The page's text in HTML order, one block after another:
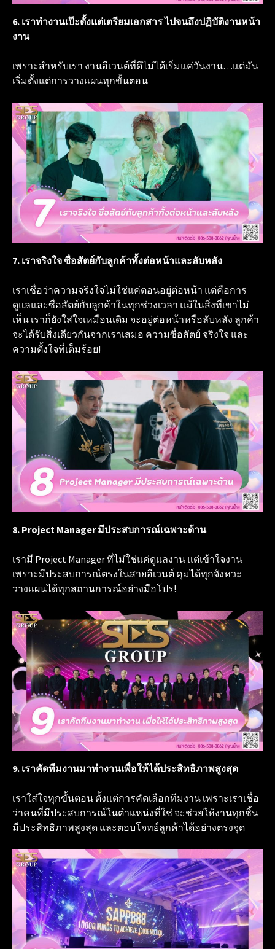
6. เราทำงานเป๊ะตั้งแต่เตรียมเอกสาร ไปจนถึงปฏิบัติงานหน้า
งาน
เพราะสำหรับเรา งานอีเวนต์ที่ดีไม่ได้เริ่มแค่วันงาน…แต่มัน
เริ่มตั้งแต่การวางแผนทุกขั้นตอน
7. เราจริงใจ ซื่อสัตย์กับลูกค้าทั้งต่อหน้าและลับหลัง
เราเชื่อว่าความจริงใจไม่ใช่แค่ตอนอยู่ต่อหน้า แต่คือการ
ดูแลและซื่อสัตย์กับลูกค้าในทุกช่วงเวลา แม้ในสิ่งที่เขาไม่
เห็น เราก็ยังใส่ใจเหมือนเดิม จะอยู่ต่อหน้าหรือลับหลัง ลูกค้า
จะได้รับสิ่งเดียวกันจากเราเสมอ ความซื่อสัตย์ จริงใจ และ
ความตั้งใจที่เต็มร้อย!
8. Project Manager มีประสบการณ์เฉพาะด้าน
เรามี Project Manager ที่ไม่ใช่แค่ดูแลงาน แต่เข้าใจงาน
เพราะมีประสบการณ์ตรงในสายอีเวนต์ คุมได้ทุกจังหวะ
วางแผนได้ทุกสถานการณ์อย่างมือโปร!
9. เราคัดทีมงานมาทำงานเพื่อให้ได้ประสิทธิภาพสูงสุด
เราใส่ใจทุกขั้นตอน ตั้งแต่การคัดเลือกทีมงาน เพราะเราเชื่อ
ว่าคนที่มีประสบการณ์ในตำแหน่งที่ใช่ จะช่วยให้งานทุกชิ้น
มีประสิทธิภาพสูงสุด และตอบโจทย์ลูกค้าได้อย่างตรงจุด